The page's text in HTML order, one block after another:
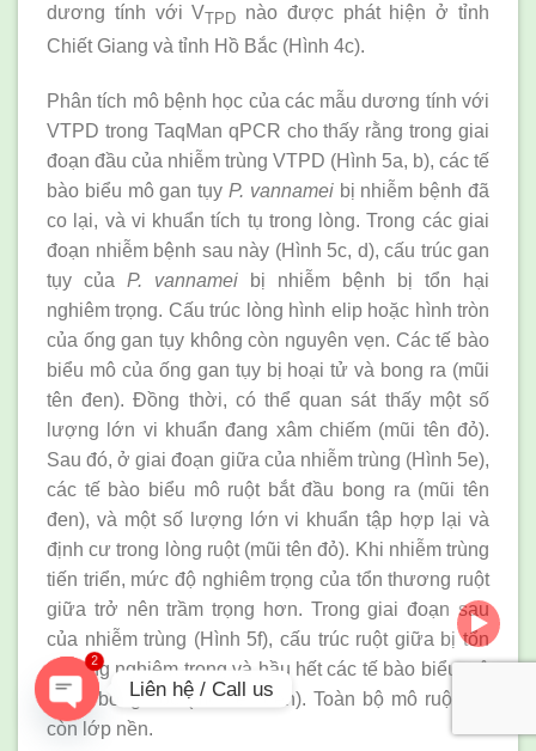
dương tính với VTPD nào được phát hiện ở tỉnh
Chiết Giang và tỉnh Hồ Bắc (Hình 4c).
Phân tích mô bệnh học của các mẫu dương tính với
VTPD trong TaqMan qPCR cho thấy rằng trong giai
đoạn đầu của nhiễm trùng VTPD (Hình 5a, b), các tế
bào biểu mô gan tụy P. vannameibị nhiễm bệnh đã
co lại, và vi khuẩn tích tụ trong lòng. Trong các giai
đoạn nhiễm bệnh sau này (Hình 5c, d), cấu trúc gan
tụy của P. vannamei bị nhiễm bệnh bị tổn hại
nghiêm trọng. Cấu trúc lòng hình elip hoặc hình tròn
của ống gan tụy không còn nguyên vẹn. Các tế bào
biểu mô của ống gan tụy bị hoại tử và bong ra (mũi
tên đen). Đồng thời, có thể quan sát thấy một số
lượng lớn vi khuẩn đang xâm chiếm (mũi tên đỏ).
Sau đó, ở giai đoạn giữa của nhiễm trùng (Hình 5e),
các tế bào biểu mô ruột bắt đầu bong ra (mũi tên
đen), và một số lượng lớn vi khuẩn tập hợp lại và
định cư trong lòng ruột (mũi tên đỏ). Khi nhiễm trùng
tiến triển, mức độ nghiêm trọng của tổn thương ruột
giữa trở nên trầm trọng hơn. Trong giai đoạn sau
của nhiễm trùng (Hình 5f), cấu trúc ruột giữa bị tổn
thương nghiêm trọng và hầu hết các tế bào biểu mô
đã bị bong tróc (mũi tên đen). Toàn bộ mô ruột chỉ
còn lớp nền.
Liên hệ / Call us
2